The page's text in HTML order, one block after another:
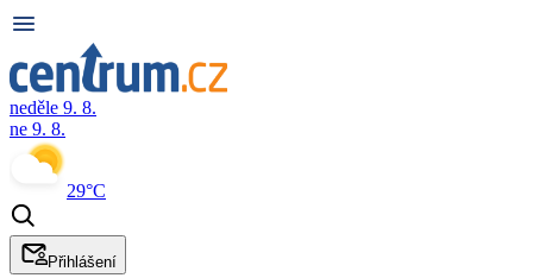
neděle 9. 8.
ne 9. 8.
29°C
Přihlášení